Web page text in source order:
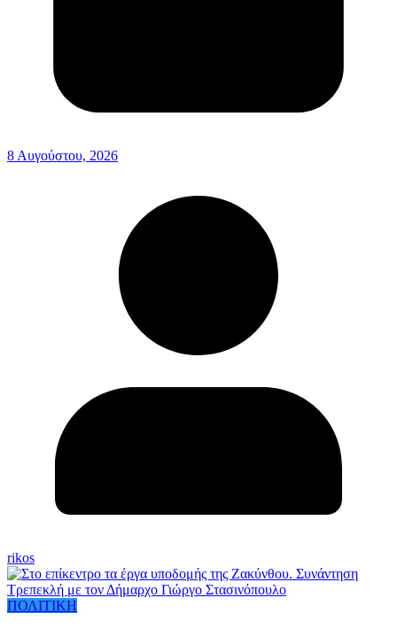
8 Αυγούστου, 2026
rikos
ΠΟΛΙΤΙΚΗ